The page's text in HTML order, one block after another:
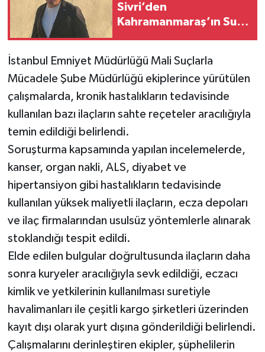
Sivri’den
Kahramanmaraş’ın Su
İstanbul Emniyet Müdürlüğü Mali Suçlarla
Mücadele Şube Müdürlüğü ekiplerince yürütülen
çalışmalarda, kronik hastalıkların tedavisinde
kullanılan bazı ilaçların sahte reçeteler aracılığıyla
temin edildiği belirlendi.
Soruşturma kapsamında yapılan incelemelerde,
kanser, organ nakli, ALS, diyabet ve
hipertansiyon gibi hastalıkların tedavisinde
kullanılan yüksek maliyetli ilaçların, ecza depoları
ve ilaç firmalarından usulsüz yöntemlerle alınarak
stoklandığı tespit edildi.
Elde edilen bulgular doğrultusunda ilaçların daha
sonra kuryeler aracılığıyla sevk edildiği, eczacı
kimlik ve yetkilerinin kullanılması suretiyle
havalimanları ile çeşitli kargo şirketleri üzerinden
kayıt dışı olarak yurt dışına gönderildiği belirlendi.
Çalışmalarını derinleştiren ekipler, şüphelilerin